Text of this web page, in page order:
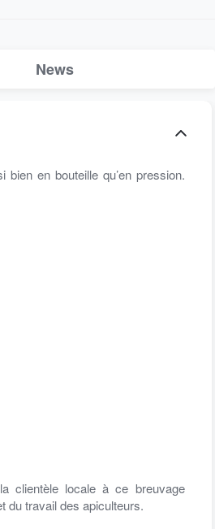
News
bien en bouteille qu’en pression.
clientèle locale à ce breuvage
du travail des apiculteurs.